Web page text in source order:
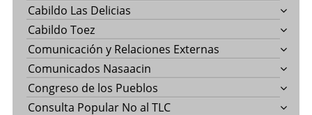
Cabildo Las Delicias
Cabildo Toez
Comunicación y Relaciones Externas
Comunicados Nasaacin
Congreso de los Pueblos
Consulta Popular No al TLC